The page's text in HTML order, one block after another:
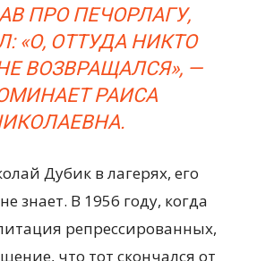
ПРО ПЕЧОРЛАГУ,
«О, ОТТУДА НИКТО
ВОЗВРАЩАЛСЯ», —
РАИСА
Дубик в лагерях, его
знает. В 1956 году, когда
репрессированных,
что тот скончался от